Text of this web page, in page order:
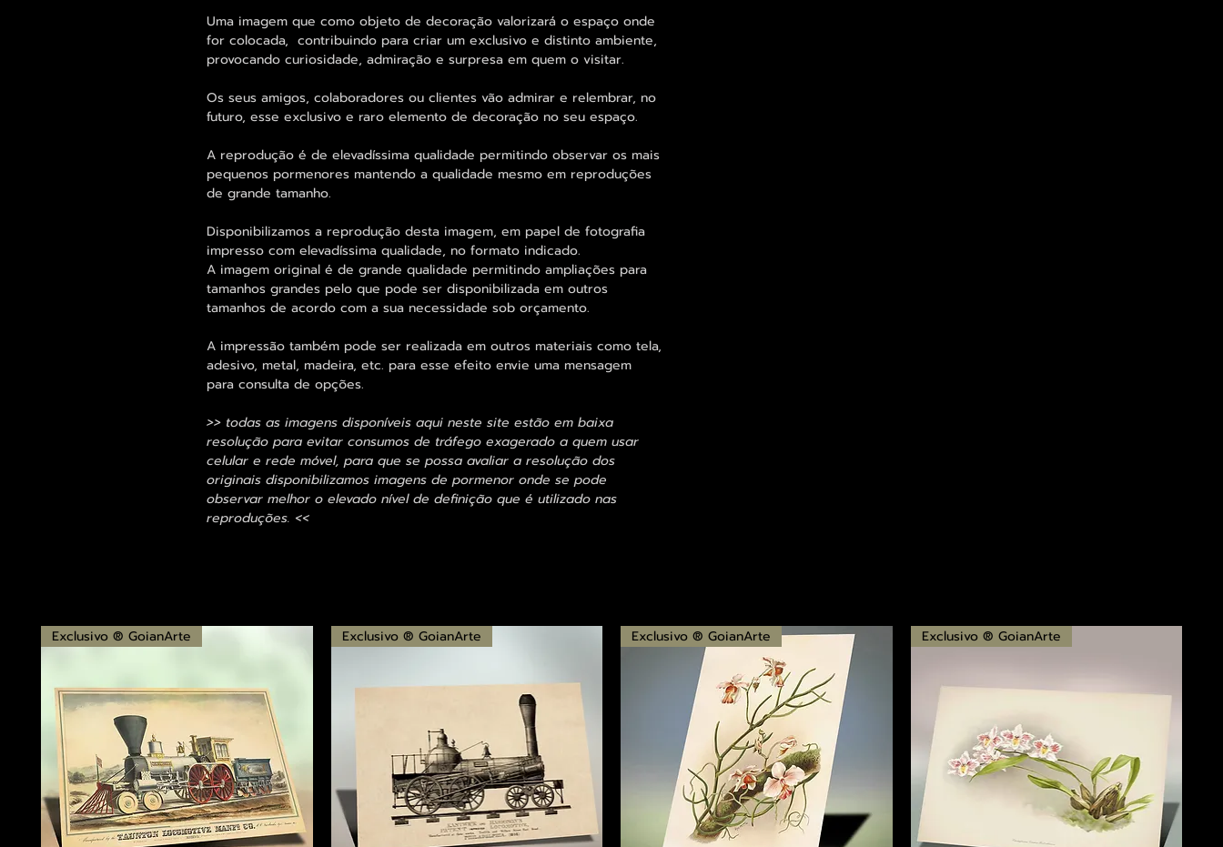
Uma imagem que como objeto de decoração valorizará o espaço onde
for colocada, contribuindo para criar um exclusivo e distinto ambiente,
provocando curiosidade, admiração e surpresa em quem o visitar.
Os seus amigos, colaboradores ou clientes vão admirar e relembrar, no
futuro, esse exclusivo e raro elemento de decoração no seu espaço.
A reprodução é de elevadíssima qualidade permitindo observar os mais
pequenos pormenores mantendo a qualidade mesmo em reproduções
de grande tamanho.
Disponibilizamos a reprodução desta imagem, em papel de fotografia
impresso com elevadíssima qualidade, no formato indicado.
A imagem original é de grande qualidade permitindo ampliações para
tamanhos grandes pelo que pode ser disponibilizada em outros
tamanhos de acordo com a sua necessidade sob orçamento.
A impressão também pode ser realizada em outros materiais como tela,
adesivo, metal, madeira, etc. para esse efeito envie uma mensagem
para consulta de opções.
>> todas as imagens disponíveis aqui neste site estão em baixa
resolução para evitar consumos de tráfego exagerado a quem usar
celular e rede móvel, para que se possa avaliar a resolução dos
originais disponibilizamos imagens de pormenor onde se pode
observar melhor o elevado nível de definição que é utilizado nas
reproduções. <<
Exclusivo ® GoianArte Exclusivo ® GoianArte Exclusivo ® GoianArte Exclusivo ® GoianArte